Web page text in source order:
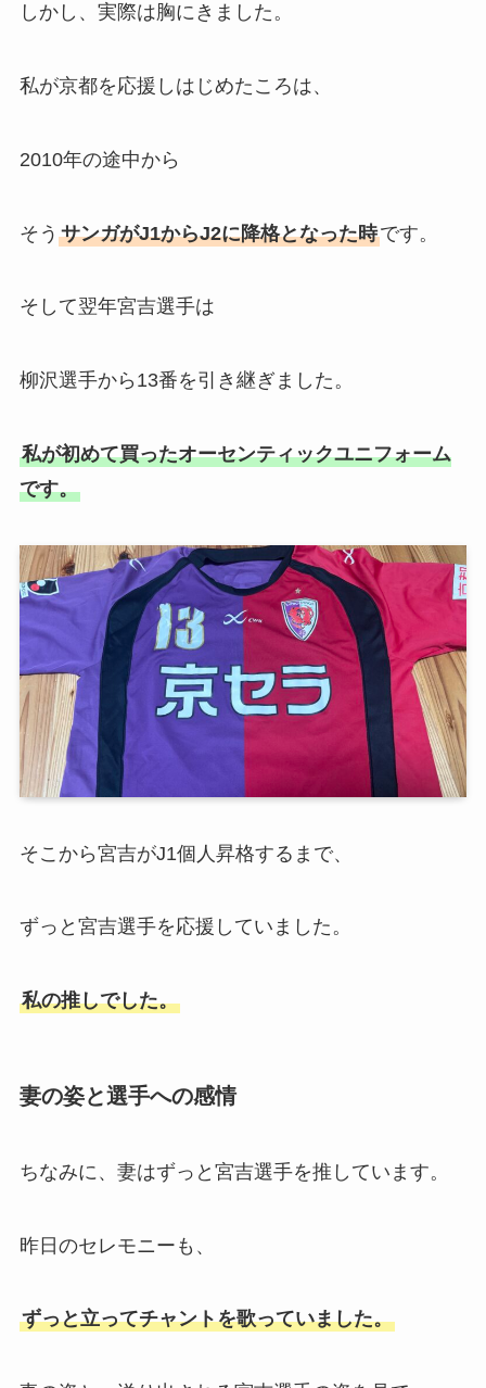
しかし、実際は胸にきました。
私が京都を応援しはじめたころは、
2010年の途中から
そう サンガがJ1からJ2に降格となった時です。
そして翌年宮吉選手は
柳沢選手から13番を引き継ぎました。
私が初めて買ったオーセンティックユニフォーム
です。
そこから宮吉がJ1個人昇格するまで、
ずっと宮吉選手を応援していました。
私の推しでした。
妻の姿と選手への感情
ちなみに、妻はずっと宮吉選手を推しています。
昨日のセレモニーも、
ずっと立ってチャントを歌っていました。